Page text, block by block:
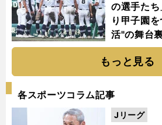
の選手た
り甲子園
活"の舞台
もっと見る
各スポーツコラム記事
Jリーグ